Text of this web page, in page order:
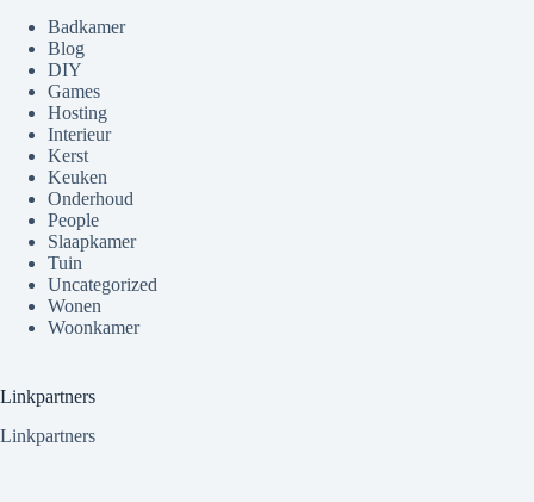
Badkamer
Blog
DIY
Games
Hosting
Interieur
Kerst
Keuken
Onderhoud
People
Slaapkamer
Tuin
Uncategorized
Wonen
Woonkamer
Linkpartners
Linkpartners